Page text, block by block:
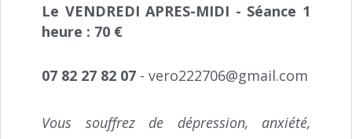
Le VENDREDI APRES-MIDI - Séance 1
heure : 70 €
07 82 27 82 07 - vero222706@gmail.com
Vous souffrez de dépression, anxiété,